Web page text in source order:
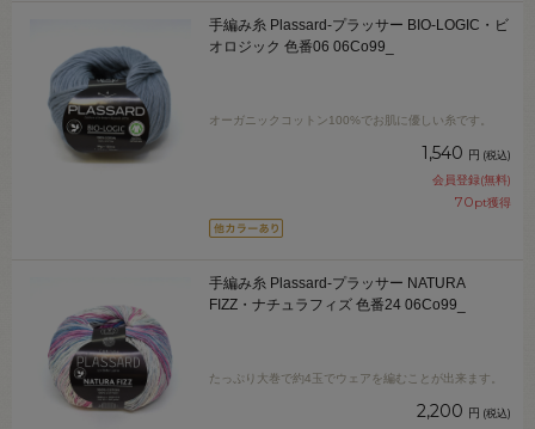
手編み糸 Plassard-プラッサー BIO-LOGIC・ビ
オロジック 色番06 06Co99_
オーガニックコットン100%でお肌に優しい糸です。
1,540 円 (税込)
会員登録(無料)
70pt獲得
手編み糸 Plassard-プラッサー NATURA
FIZZ・ナチュラフィズ 色番24 06Co99_
たっぷり大巻で約4玉でウェアを編むことが出来ます。
2,200 円 (税込)